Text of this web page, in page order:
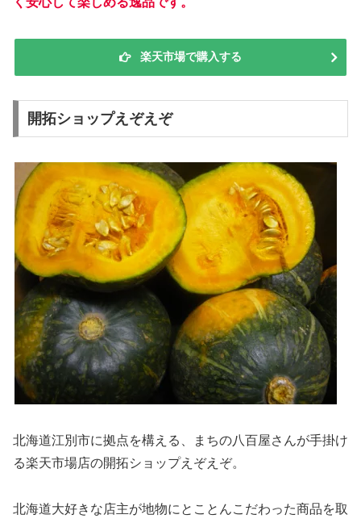
楽天市場で購入する
開拓ショップえぞえぞ
北海道江別市に拠点を構える、まちの八百屋さんが手掛け
る楽天市場店の開拓ショップえぞえぞ。
北海道大好きな店主が地物にとことんこだわった商品を取